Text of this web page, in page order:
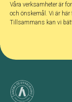
Våra verksamheter är
och önskemål. Vi är
Tillsammans kan vi